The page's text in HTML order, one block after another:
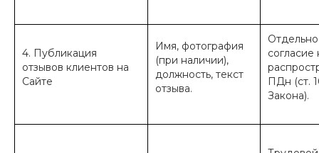
4. Публикация
отзывов клиентов на
Сайте
Имя, фотография
(при наличии),
должность, текст
отзыва.
согласие
ПДн (ст.
Закона).